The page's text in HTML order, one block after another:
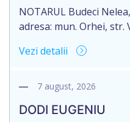
moștenitor este
NOTARUL Budeci
adresa: mun. Orhei, str.
în urma decesului cet.
decedat/ă la 16 mai
de 16.05.2027 termenul
Vezi detalii
7 august, 2026
DODI EUGENIU